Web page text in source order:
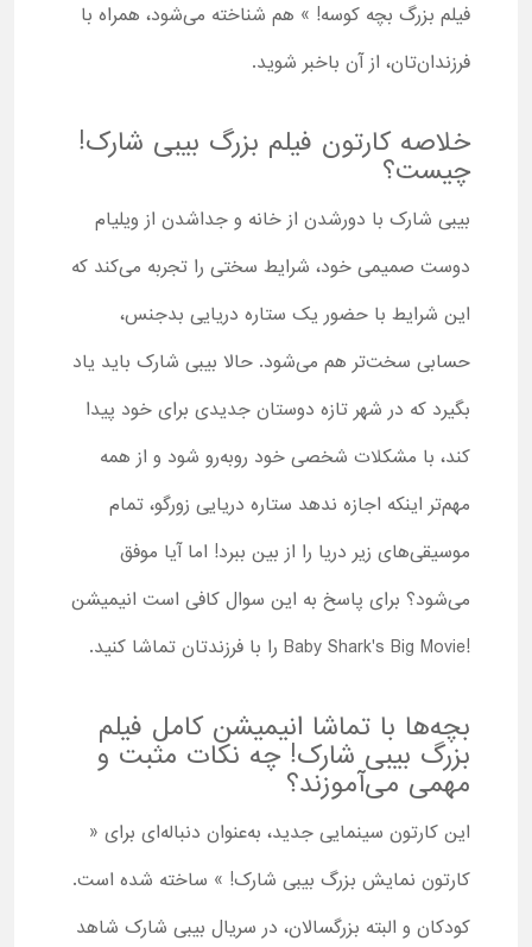
فیلم بزرگ بچه کوسه! » هم شناخته می‌شود، همراه با
فرزندان‌تان، از آن باخبر شوید.
خلاصه کارتون فیلم بزرگ بیبی شارک!
چیست؟
بیبی شارک با دورشدن از خانه و جداشدن از ویلیام
دوست صمیمی خود، شرایط سختی را تجربه می‌کند که
این شرایط با حضور یک ستاره دریایی بدجنس،
حسابی سخت‌تر هم می‌شود. حالا بیبی شارک باید یاد
بگیرد که در شهر تازه دوستان جدیدی برای خود پیدا
کند، با مشکلات شخصی خود روبه‌رو شود و از همه
مهم‌تر اینکه اجازه ندهد ستاره دریایی زورگو، تمام
موسیقی‌های زیر دریا را از بین ببرد! اما آیا موفق
می‌شود؟ برای پاسخ به این سوال کافی است انیمیشن
!Baby Shark's Big Movie را با فرزندتان تماشا کنید.
بچه‌ها با تماشا انیمیشن کامل فیلم
بزرگ بیبی شارک! چه نکات مثبت و
مهمی می‌آموزند؟
این کارتون سینمایی جدید، به‌عنوان دنباله‌ای برای «
کارتون نمایش بزرگ بیبی شارک! » ساخته شده است.
کودکان و البته بزرگسالان، در سریال بیبی شارک شاهد